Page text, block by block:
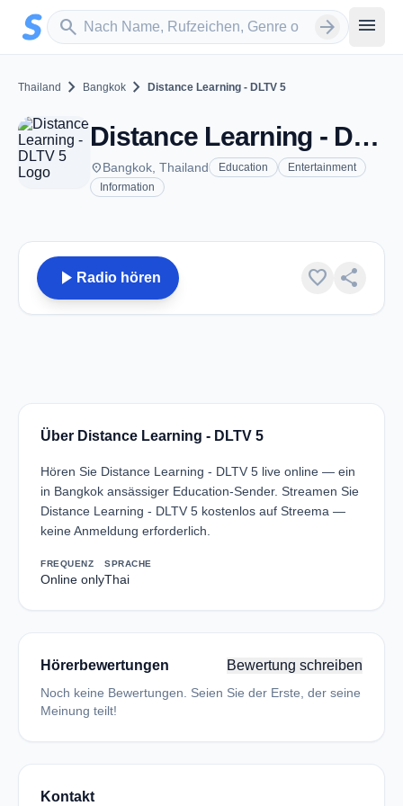
Zum Hauptinhalt springen
search
Sender suchen arrow_forward menu
Thailand chevron_right Bangkok chevron_right Distance Learning - DLTV 5
Distance Learning - DLTV 5 - Bangkok
placeBangkok, Thailand Education
Entertainment
Information
play_arrow Radio hören favorite share
Über Distance Learning - DLTV 5
Hören Sie Distance Learning - DLTV 5 live online — ein
in Bangkok ansässiger Education-Sender. Streamen Sie
Distance Learning - DLTV 5 kostenlos auf Streema —
keine Anmeldung erforderlich.
FREQUENZ
Online only
SPRACHE
Thai
Hörerbewertungen Bewertung schreiben
Noch keine Bewertungen. Seien Sie der Erste, der seine
Meinung teilt!
Kontakt